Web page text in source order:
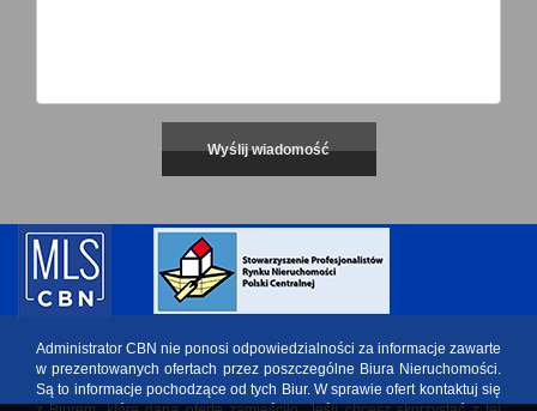
Administrator CBN nie ponosi odpowiedzialności za informacje zawarte
w prezentowanych ofertach przez poszczególne Biura Nieruchomości.
Są to informacje pochodzące od tych Biur. W sprawie ofert kontaktuj się